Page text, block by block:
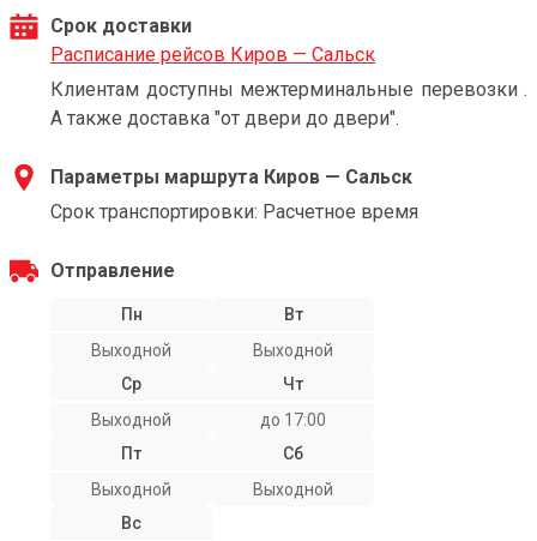
Срок доставки
Расписание рейсов Киров — Сальск
Клиентам доступны межтерминальные перевозки .
А также доставка "от двери до двери".
Параметры маршрута Киров — Сальск
Срок транспортировки: Расчетное время
Отправление
Пн
Выходной
Вт
Выходной
Ср
Выходной
Чт
до 17:00
Пт
Выходной
Сб
Выходной
Вс